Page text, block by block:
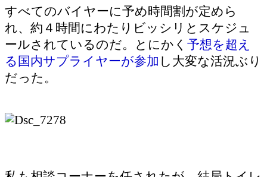
すべてのバイヤーに予め時間割が定めら
れ、約４時間にわたりビッシリとスケジュ
ールされているのだ。とにかく 予想を超え
る国内サプライヤーが参加 し大変な活況ぶり
だった。